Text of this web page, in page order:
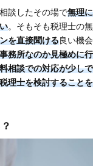
談したその場で無理に
。そもそも税理士の無
を直接聞ける良い機会
務所なのか見極めに行
相談での対応が少しで
理士を検討することを